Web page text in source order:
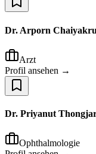
Dr. Arporn
Arzt
Profil ansehen →
Dr. Priyanut
Ophthalmologie